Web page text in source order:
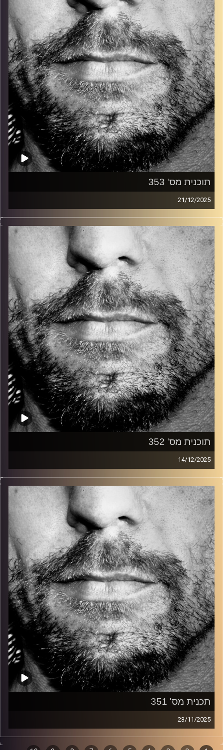
קרדיט תמונות: David Goehring
תוכנית מס' 353
21/12/2025
זיפים, מוזיקה מחוספסת של הופעות חיות. הרבה ג'אם, רוק,
בלוז, bluegrass, ג'אז, Fאנק, פרוגרסיב ואפילו אלקטרוניקה.
כל מה שחי, אמיתי ונושם.
עם שמוליק רגב.
קרדיט תמונות: David Goehring
תוכנית מס' 352
14/12/2025
זיפים, מוזיקה מחוספסת של הופעות חיות. הרבה ג'אם, רוק,
בלוז, bluegrass, ג'אז, Fאנק, פרוגרסיב ואפילו אלקטרוניקה.
כל מה שחי, אמיתי ונושם.
עם שמוליק רגב.
קרדיט תמונות: David Goehring
תכנית מס' 351
23/11/2025
זיפים, מוזיקה מחוספסת של הופעות חיות. הרבה ג'אם, רוק,
בלוז, bluegrass, ג'אז, Fאנק, פרוגרסיב ואפילו אלקטרוניקה.